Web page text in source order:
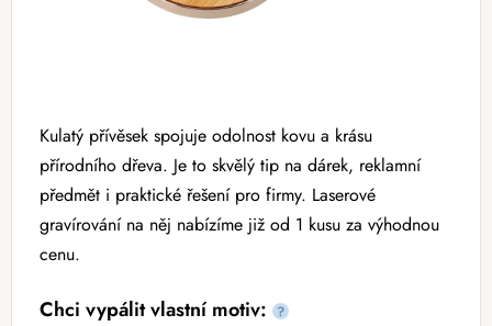
Kulatý přívěsek spojuje odolnost kovu a krásu
přírodního dřeva. Je to skvělý tip na dárek, reklamní
předmět i praktické řešení pro firmy. Laserové
gravírování na něj nabízíme již od 1 kusu za výhodnou
cenu.
Chci vypálit vlastní motiv: ?